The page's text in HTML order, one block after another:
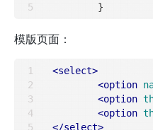
模版页面：
<select>
<option
<option
<option
</select>